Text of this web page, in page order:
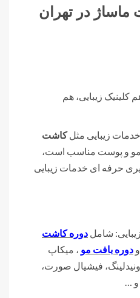
ماساژ در تهران
کلینیک زیبایی، هم
خدمات زیبایی مثلکاشت
و پوست مناسب است،
حرفه ای خدمات زیبایی
شامل دوره کاشت
دوره بافت مو ، میکاپ
فیشیال صورت،
و …